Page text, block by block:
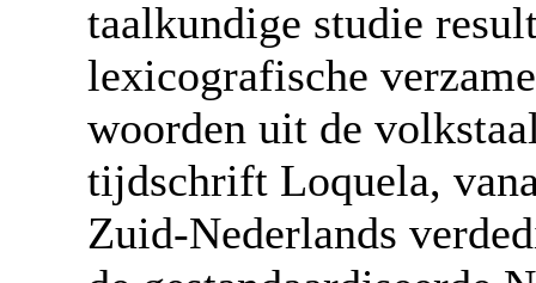
taalkundige studie
lexicografische
woorden uit de
tijdschrift Loquela,
Zuid-Nederlands